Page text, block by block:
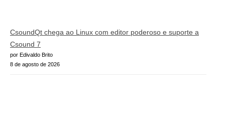
CsoundQt chega ao Linux com editor poderoso e suporte a
Csound 7
por Edivaldo Brito
8 de agosto de 2026